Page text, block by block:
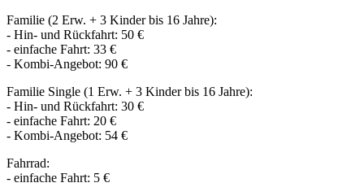
Familie (2 Erw. + 3 Kinder bis 16 Jahre):
- Hin- und Rückfahrt: 50 €
- einfache Fahrt: 33 €
- Kombi-Angebot: 90 €
Familie Single (1 Erw. + 3 Kinder bis 16 Jahre):
- Hin- und Rückfahrt: 30 €
- einfache Fahrt: 20 €
- Kombi-Angebot: 54 €
Fahrrad:
- einfache Fahrt: 5 €